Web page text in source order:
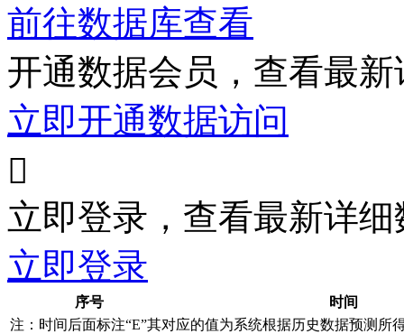
前往数据库查看
开通数据会员，查看最
立即开通数据访问

立即登录，查看最新详细
立即登录
序号
时间
注：时间后面标注“E”其对应的值为系统根据历史数据预测所